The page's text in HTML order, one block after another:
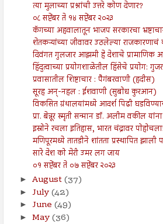
त्या मुलाच्या प्रश्नांची उत्तरे कोण देणार?
०८ सप्टेंबर ते १४ सप्टेंबर २०२३
कॅगच्या अहवालातून भाजप सरकारचा
शेतकऱ्यांच्या जीवावर उठलेल्या राजकारणाचं
दिवंगत गुलजार आझमी हे देशाचे प्रामाणिक
हिंदुत्वाच्या प्रयोगशाळेतील हिंसेचे प्रयोग:
प्रवासातील शिष्टाचार : पैगंबरवाणी (हदीस)
सूरह अन्-नहल : ईशवाणी (सुबोध कुरआन)
विकसित ग्रंथालयांमध्ये आदर्श पिढी
प्रा. बेन्नूर स्मृती सन्मान डॉ. अलीम वकील
इस्रोने रचला इतिहास, भारत चंद्रावर पोहोचला!
मणिपूरमध्ये तातडीने शांतता प्रस्थापित झाली
सारे देश को मेरी उमर लग जाय
०१ सप्टेंबर ते ०७ सप्टेंबर २०२३
► August(37)
► July(42)
► June (49)
► May(36)